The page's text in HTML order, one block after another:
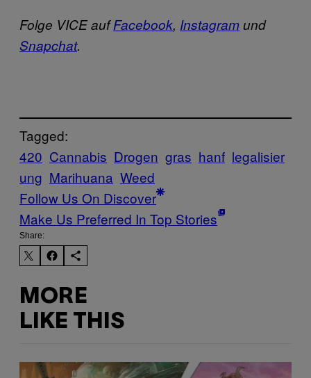
Folge VICE aufFacebook, Instagramund
Snapchat.
Tagged:
420 Cannabis Drogen gras hanf legalisier
ung Marihuana Weed
Follow Us On Discover
Make Us Preferred In Top Stories
Share:
MORE
LIKE THIS